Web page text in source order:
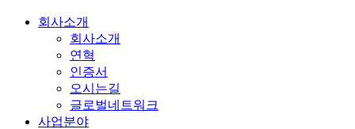
회사소개
회사소개
연혁
인증서
오시는길
글로벌네트워크
사업분야